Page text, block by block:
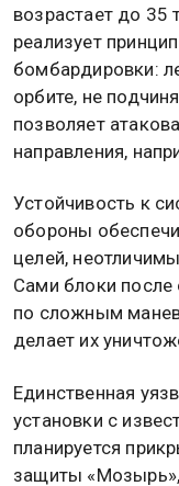
возрастает до 35
реализует
бомбардировки:
орбите, не
позволяет
направления,
Устойчивость к
обороны
целей,
Сами блоки после
по сложным
делает их
Единственная
установки с
планируется
защиты